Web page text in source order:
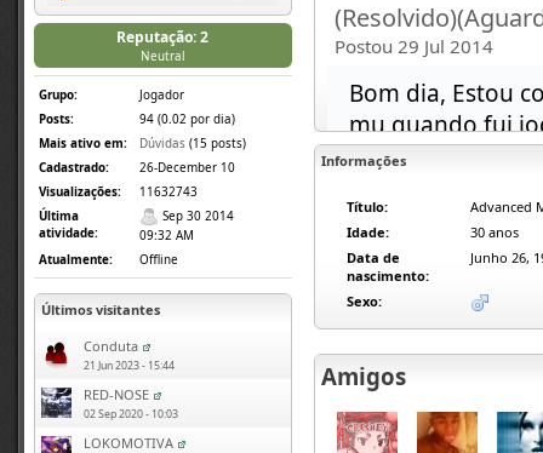
Reputação: 2
Neutral
Grupo:
Jogador
Posts:
94 (0.02 por dia)
Mais ativo em:
Dúvidas(15 posts)
Cadastrado:
26-December 10
Visualizações:
11632743
Última
atividade:
Sep 30 2014
09:32 AM
Atualmente:
Offline
Últimos visitantes
Conduta
21 Jun 2023 - 15:44
RED-NOSE
02 Sep 2020 - 10:03
LOKOMOTIVA
Postou 29 Jul 2014
Bom dia, Estou
mu quando fui
topico
de resolver isso?
(Respondido)Bug
Postou 3 Jun 2014
Boa Noite, Bom
excluido então
ele esta
Informações
Título:
Advanced
Idade:
30 anos
Data de
nascimento:
Junho 26,
Sexo:
Amigos